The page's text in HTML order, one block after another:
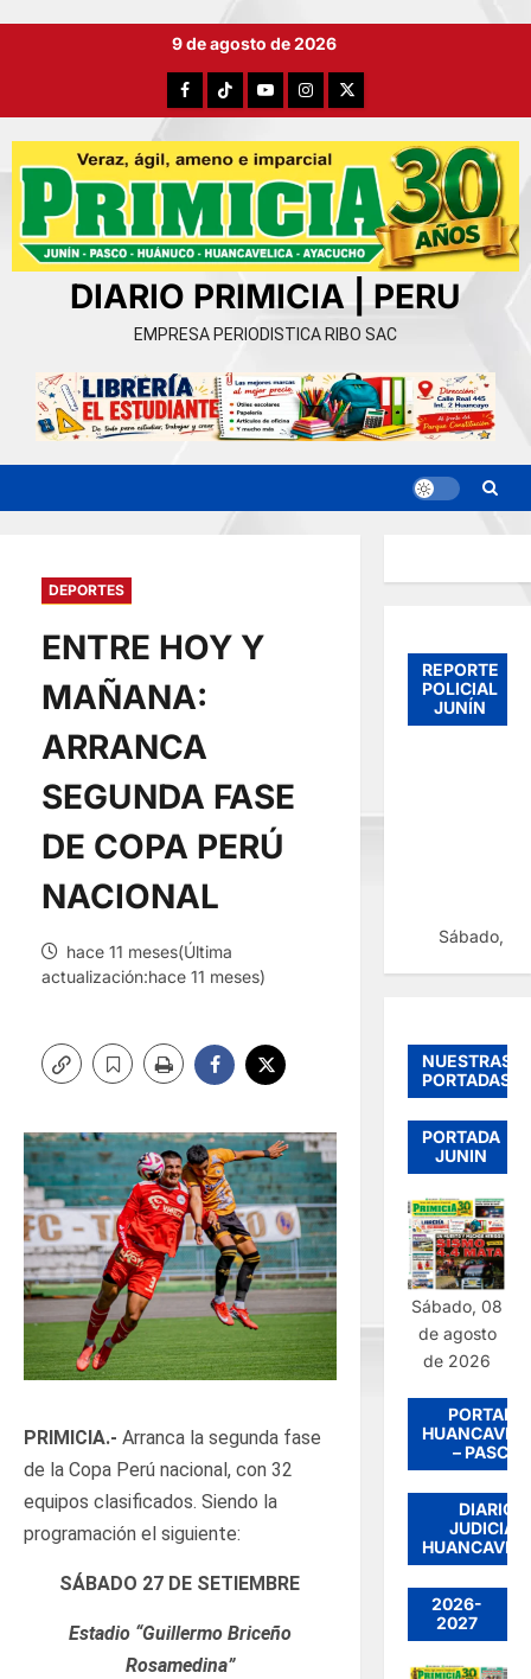
9 de agosto de 2026
FacebookTikTokYouTubeInstagram
X
DIARIO PRIMICIA | PERU
EMPRESA PERIODISTICA RIBO SAC
DEPORTES
ENTRE HOY Y
MAÑANA:
ARRANCA
SEGUNDA FASE
DE COPA PERÚ
NACIONAL
hace 11 meses(Última
actualización:hace 11 meses)
PRIMICIA.- Arranca la segunda fase
de la Copa Perú nacional, con 32
equipos clasificados. Siendo la
programación el siguiente:
SÁBADO 27 DE SETIEMBRE
Estadio “Guillermo Briceño
Rosamedina”
REPORTE
POLICIAL
JUNÍN
Sábado,
NUESTRAS
PORTADAS
PORTADA
JUNIN
Sábado, 08
de agosto
de 2026
PORTADA
– PASCO
DIARIO
JUDICIAL
2026-
2027